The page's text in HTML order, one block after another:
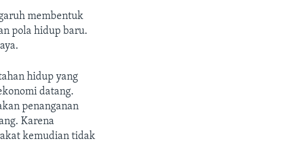
membentuk
pola hidup baru.
hidup yang
datang.
penanganan
Karena
kemudian tidak